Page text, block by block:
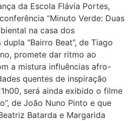
da Escola Flávia Portes,
“Minuto Verde: Duas
na casa dos
“Bairro Beat”, de Tiago
promete dar ritmo ao
a mistura influências afro-
quentes de inspiração
será ainda exibido o filme
de João Nuno Pinto e que
Batarda e Margarida